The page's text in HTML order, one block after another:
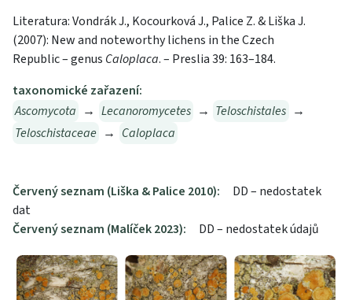
Literatura: Vondrák J., Kocourková J., Palice Z. & Liška J.
(2007): New and noteworthy lichens in the Czech
Republic – genus Caloplaca. – Preslia 39: 163–184.
taxonomické zařazení:
Ascomycota → Lecanoromycetes → Teloschistales →
Teloschistaceae → Caloplaca
Červený seznam (Liška & Palice 2010):
DD – nedostatek
dat
Červený seznam (Malíček 2023):
DD – nedostatek údajů